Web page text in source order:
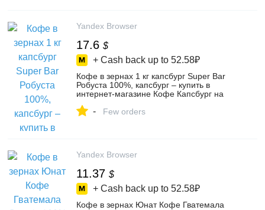
Yandex Browser
17.6 $
+ Cash back up to 52.58₽
Кофе в зернах 1 кг капсбург Super Bar
Робуста 100%, капсбург – купить в
интернет-магазине Кофе Капсбург на
- Few orders
Yandex Browser
11.37 $
+ Cash back up to 52.58₽
Кофе в зернах Юнат Кофе Гватемала